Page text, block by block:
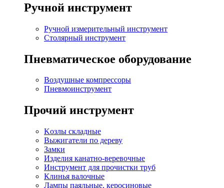
Ручной инструмент
Ручной измерительный инструмент
Столярный инструмент
Пневматическое оборудование
Воздушные компрессоры
Пневмоинструмент
Прочий инструмент
Kозлы складные
Выжигатели по дереву
Замки
Изделия канатно-веревочные
Инструмент для прочистки труб
Клинья валочные
Лампы паяльные, керосиновые